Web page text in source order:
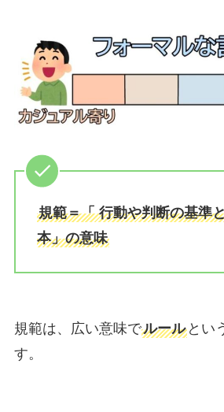
規範＝「 行動や判断の基準
本」の意味
規範は、広い意味でルールとい
す。